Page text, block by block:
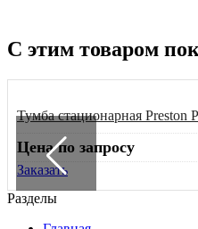
С этим товаром
Тумба стационарная Preston
Цена по запросу
Заказать
Разделы